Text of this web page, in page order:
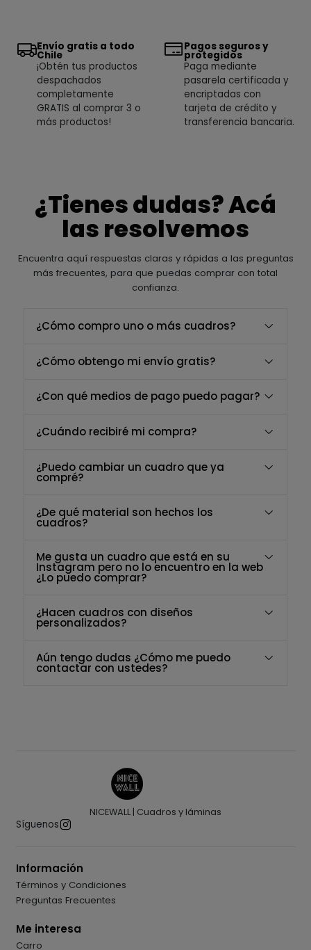
Envío gratis a todo
Chile
¡Obtén tus productos
despachados
completamente
GRATIS al comprar 3 o
más productos!
Pagos seguros y
protegidos
Paga mediante
pasarela certificada y
encriptadas con
tarjeta de crédito y
transferencia bancaria.
¿Tienes dudas? Acá
las resolvemos
Encuentra aquí respuestas claras y rápidas a las preguntas
más frecuentes, para que puedas comprar con total
confianza.
¿Cómo compro uno o más cuadros?
¿Cómo obtengo mi envío gratis?
¿Con qué medios de pago puedo pagar?
¿Cuándo recibiré mi compra?
¿Puedo cambiar un cuadro que ya
compré?
¿De qué material son hechos los
cuadros?
Me gusta un cuadro que está en su
Instagram pero no lo encuentro en la web
¿Lo puedo comprar?
¿Hacen cuadros con diseños
personalizados?
Aún tengo dudas ¿Cómo me puedo
contactar con ustedes?
NICEWALL | Cuadros y láminas
Síguenos
Información
Términos y Condiciones
Preguntas Frecuentes
Me interesa
Carro